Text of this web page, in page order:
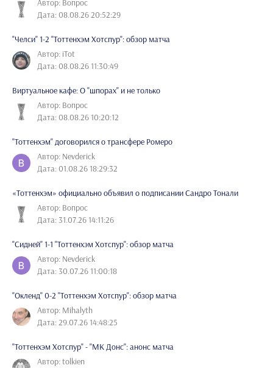
Автор: Вопрос
Дата: 08.08.26 20:52:29
"Челси" 1-2 "Тоттенхэм Хотспур": обзор матча
Автор: iTot
Дата: 08.08.26 11:30:49
Виртуальное кафе: О "шпорах" и не только
Автор: Вопрос
Дата: 08.08.26 10:20:12
"Тоттенхэм" договорился о трансфере Ромеро
Автор: Nevderick
Дата: 01.08.26 18:29:32
«Тоттенхэм» официально объявил о подписании Сандро Тонали
Автор: Вопрос
Дата: 31.07.26 14:11:26
"Сидней" 1-1 "Тоттенхэм Хотспур": обзор матча
Автор: Nevderick
Дата: 30.07.26 11:00:18
"Окленд" 0-2 "Тоттенхэм Хотспур": обзор матча
Автор: Mihalyth
Дата: 29.07.26 14:48:25
"Тоттенхэм Хотспур" - "МК Донс": анонс матча
Автор: tolkien